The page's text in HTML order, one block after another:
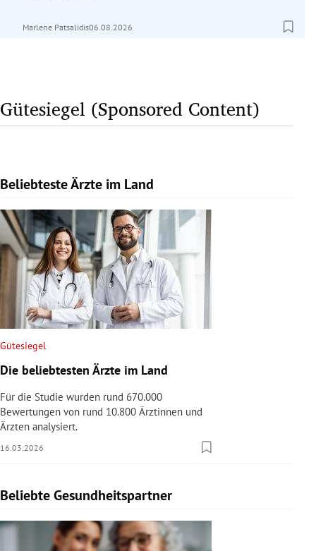
Marlene Patsalidis06.08.2026
Gütesiegel (Sponsored Content)
Beliebteste Ärzte im Land
Slide 1 von 1
Gütesiegel
Die beliebtesten Ärzte im Land
Für die Studie wurden rund 670.000
Bewertungen von rund 10.800 Ärztinnen und
Ärzten analysiert.
16.03.2026
Beliebte Gesundheitspartner
Slide 1 von 1